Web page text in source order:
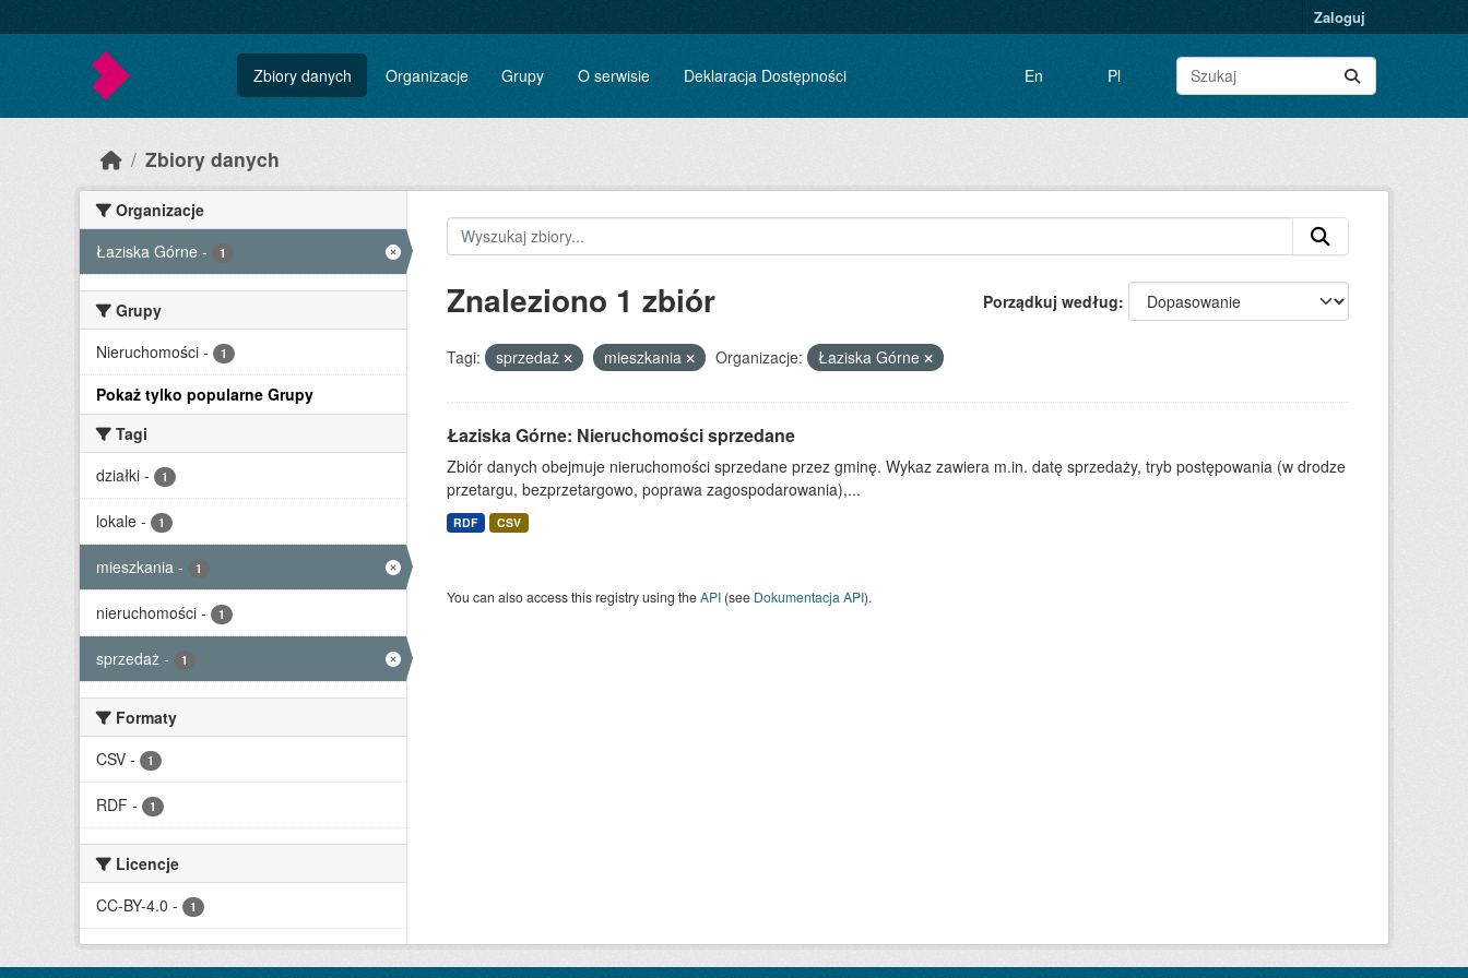
Zaloguj
Zbiory danych Organizacje Grupy O serwisie Deklaracja Dostępności En Pl
Zbiory danych
Organizacje
Łaziska Górne - 1
Grupy
Nieruchomości - 1
Pokaż tylko popularne Grupy
Tagi
działki - 1
lokale - 1
mieszkania - 1
nieruchomości - 1
sprzedaż - 1
Formaty
CSV - 1
RDF - 1
Licencje
CC-BY-4.0 - 1
Porządkuj według
Znaleziono 1 zbiór
Tagi: sprzedaż mieszkania Organizacje: Łaziska Górne
Łaziska Górne: Nieruchomości sprzedane
Zbiór danych obejmuje nieruchomości sprzedane przez gminę. Wykaz zawiera m.in. datę sprzedaży, tryb postępowania (w drodze
przetargu, bezprzetargowo, poprawa zagospodarowania),...
RDF CSV
You can also access this registry using theAPI(see Dokumentacja API).